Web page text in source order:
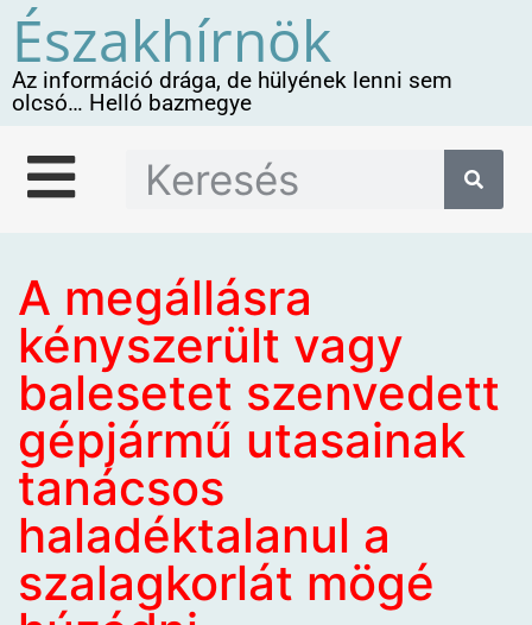
Északhírnök
Az információ drága, de hülyének lenni sem
olcsó… Helló bazmegye
A megállásra
kényszerült vagy
balesetet szenvedett
gépjármű utasainak
tanácsos
haladéktalanul a
szalagkorlát mögé